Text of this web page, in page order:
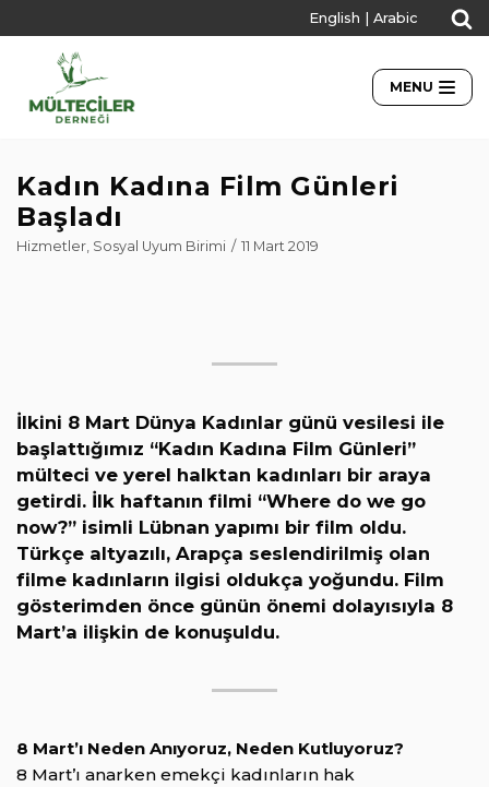
English Arabic
MENU
Kadın Kadına Film Günleri
Başladı
Hizmetler, Sosyal Uyum Birimi 11 Mart 2019
İlkini 8 Mart Dünya Kadınlar günü vesilesi ile
başlattığımız “Kadın Kadına Film Günleri”
mülteci ve yerel halktan kadınları bir araya
getirdi. İlk haftanın filmi “Where do we go
now?” isimli Lübnan yapımı bir film oldu.
Türkçe altyazılı, Arapça seslendirilmiş olan
filme kadınların ilgisi oldukça yoğundu. Film
gösterimden önce günün önemi dolayısıyla 8
Mart’a ilişkin de konuşuldu.
8 Mart’ı Neden Anıyoruz, Neden Kutluyoruz?
8 Mart’ı anarken emekçi kadınların hak